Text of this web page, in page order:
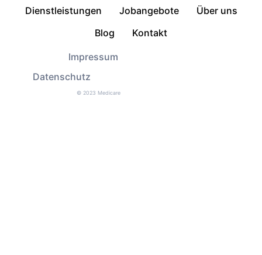
Dienstleistungen Jobangebote
Über uns
Blog
Kontakt
Impressum
Datenschutz
© 2023 Medicare